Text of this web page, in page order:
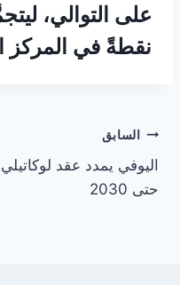
نقطةً في المركز
تصفّح
المقالات
السابق
اليوفي يمدد عقد لوكاتيلي
حتى 2030